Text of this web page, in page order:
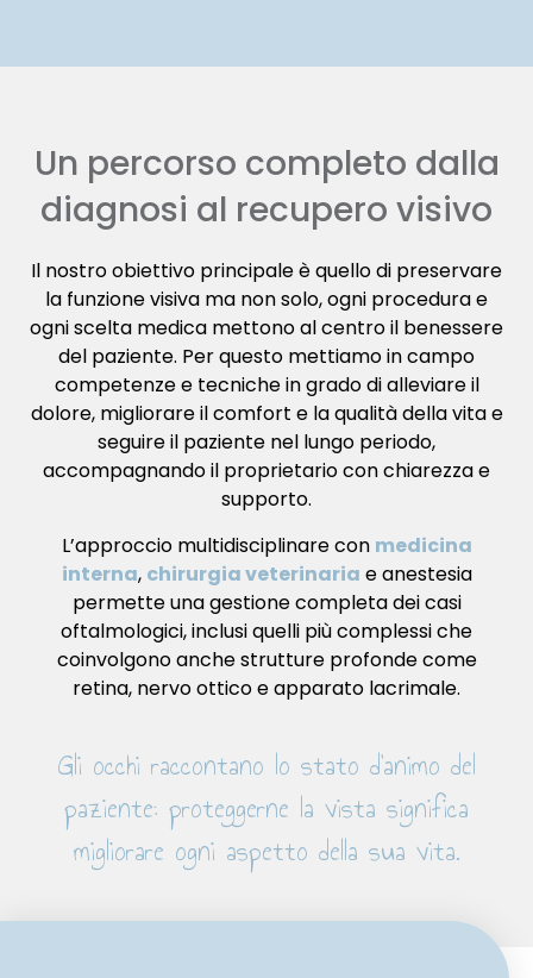
Un percorso completo dalla
diagnosi al recupero visivo
Il nostro obiettivo principale è quello di preservare
la funzione visiva ma non solo, ogni procedura e
ogni scelta medica mettono al centro il benessere
del paziente. Per questo mettiamo in campo
competenze e tecniche in grado di alleviare il
dolore, migliorare il comfort e la qualità della vita e
seguire il paziente nel lungo periodo,
accompagnando il proprietario con chiarezza e
supporto.
L’approccio multidisciplinare con medicina
interna, chirurgia veterinaria e anestesia
permette una gestione completa dei casi
oftalmologici, inclusi quelli più complessi che
coinvolgono anche strutture profonde come
retina, nervo ottico e apparato lacrimale.
Gli occhi raccontano lo stato d’animo del
paziente: proteggerne la vista significa
migliorare ogni aspetto della sua vita.